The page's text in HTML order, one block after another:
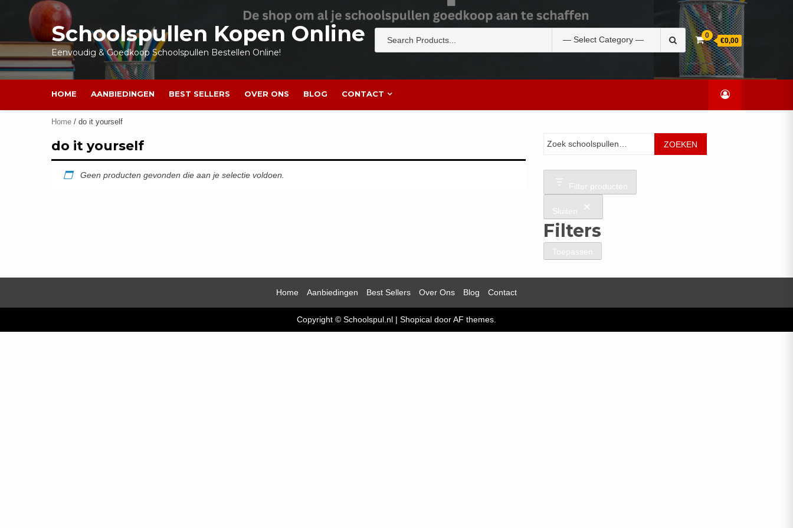
inhoud
Schoolspullen Kopen Online
Eenvoudig & Goedkoop Schoolspullen Bestellen Online!
naar:
0
€0,00
HOME AANBIEDINGEN BEST SELLERS OVER ONS BLOG CONTACT
Home / do it yourself
do it yourself
Geen producten gevonden die aan je selectie voldoen.
ZOEKEN
Filter producten
Sluiten
Filters
Toepassen
Home Aanbiedingen Best Sellers Over Ons Blog Contact
Copyright © Schoolspul.nl | Shopical door AF themes.